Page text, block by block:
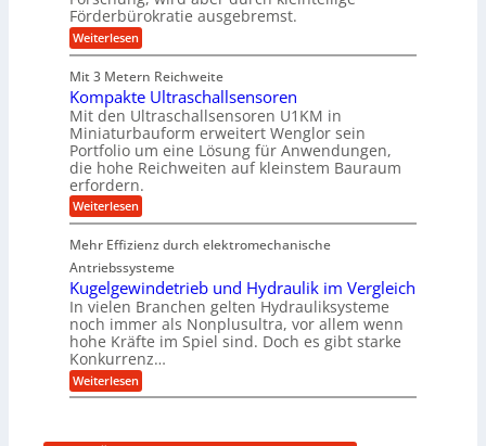
o
e
n
i
g
&
B
a
u
e
r
L
w
e
i
t
e
r
e
n
t
w
i
c
k
e
l
b
r
i
d
-
u
g
e
l
a
g
e
r
e
r
z
i
e
t
U
m
s
a
t
z
k
n
a
p
p
ü
b
e
r
V
o
r
j
Förderbürokratie ausgebremst.
Weiterlesen:
M
s
c
h
i
n
e
n
b
a
u
F
o
r
s
c
h
u
n
g
s
f
Mit 3 Metern Reichweite
Kompakte Ultraschallsensoren
Mit den Ultraschallsensoren U1KM in
Miniaturbauform erweitert Wenglor sein
Portfolio um eine Lösung für Anwendungen,
die hohe Reichweiten auf kleinstem Bauraum
erfordern.
Weiterlesen:
K
m
p
a
k
t
e
U
l
t
r
a
Mehr Effizienz durch elektromechanische
Antriebssysteme
Kugelgewindetrieb und Hydraulik im Vergleich
In vielen Branchen gelten Hydrauliksysteme
noch immer als Nonplusultra, vor allem wenn
hohe Kräfte im Spiel sind. Doch es gibt starke
Konkurrenz…
Weiterlesen:
K
e